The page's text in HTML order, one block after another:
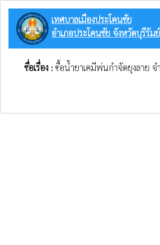
เทศบาลเมืองประโคนชัย
อำเภอประโคนชัย จังหวัดบุรีรัมย์
ชื่อเรื่อง : ซื้อน้ำยาเคมีพ่นกำจัดยุงลาย จ